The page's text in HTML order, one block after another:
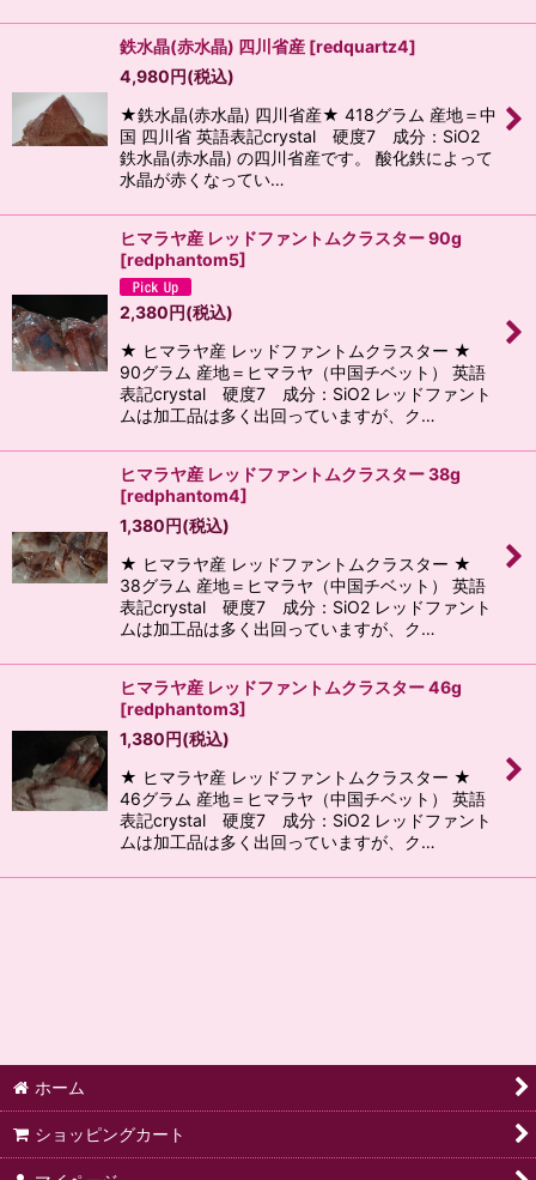
鉄水晶(赤水晶) 四川省産 [redquartz4]
4,980円(税込)
★鉄水晶(赤水晶) 四川省産★ 418グラム 産地＝中
国 四川省 英語表記crystal 硬度7 成分：SiO2
鉄水晶(赤水晶) の四川省産です。 酸化鉄によって
水晶が赤くなってい…
ヒマラヤ産 レッドファントムクラスター 90g
[redphantom5]
2,380円(税込)
★ ヒマラヤ産 レッドファントムクラスター ★
90グラム 産地＝ヒマラヤ（中国チベット） 英語
表記crystal 硬度7 成分：SiO2 レッドファント
ムは加工品は多く出回っていますが、ク…
ヒマラヤ産 レッドファントムクラスター 38g
[redphantom4]
1,380円(税込)
★ ヒマラヤ産 レッドファントムクラスター ★
38グラム 産地＝ヒマラヤ（中国チベット） 英語
表記crystal 硬度7 成分：SiO2 レッドファント
ムは加工品は多く出回っていますが、ク…
ヒマラヤ産 レッドファントムクラスター 46g
[redphantom3]
1,380円(税込)
★ ヒマラヤ産 レッドファントムクラスター ★
46グラム 産地＝ヒマラヤ（中国チベット） 英語
表記crystal 硬度7 成分：SiO2 レッドファント
ムは加工品は多く出回っていますが、ク…
ホーム
ショッピングカート